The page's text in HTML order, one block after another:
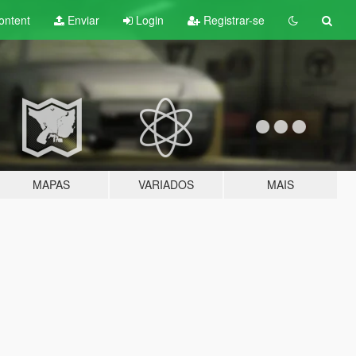
Enviar Login Registrar-se
MAPAS VARIADOS MAIS